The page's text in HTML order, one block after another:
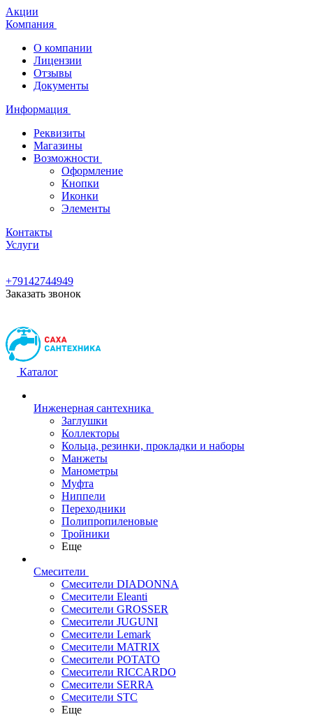
Акции
Компания
О компании
Лицензии
Отзывы
Документы
Информация
Реквизиты
Магазины
Возможности
Оформление
Кнопки
Иконки
Элементы
Контакты
Услуги
+79142744949
Заказать звонок
Каталог
Инженерная сантехника
Заглушки
Коллекторы
Кольца, резинки, прокладки и наборы
Манжеты
Манометры
Муфта
Ниппели
Переходники
Полипропиленовые
Тройники
Еще
Смесители
Смесители DIADONNA
Смесители Eleanti
Смесители GROSSER
Смесители JUGUNI
Смесители Lemark
Смесители MATRIX
Смесители POTATO
Смесители RICCARDO
Смесители SERRA
Смесители STC
Еще